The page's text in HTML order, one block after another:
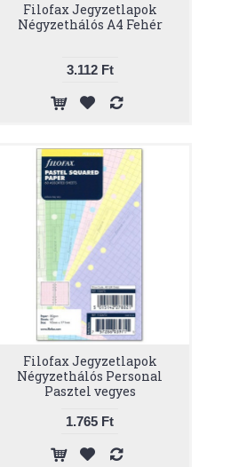
Filofax Jegyzetlapok
Négyzethálós A4 Fehér
3.112 Ft
Filofax Jegyzetlapok
Négyzethálós Personal
Pasztel vegyes
1.765 Ft